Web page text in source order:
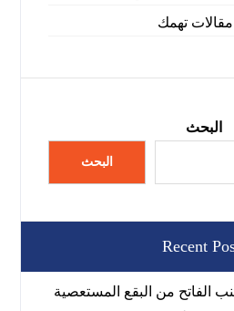
مقالات تهمك
البحث
البحث
Recent
الفاتح من البقع المستعصية